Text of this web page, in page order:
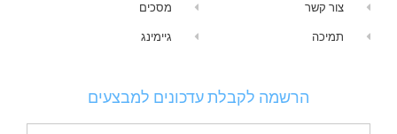
צור קשר
תמיכה
מסכים
גיימינג
הרשמה לקבלת עדכונים למבצעים